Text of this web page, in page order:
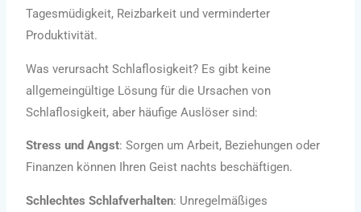
Tagesmüdigkeit, Reizbarkeit und verminderter
Produktivität.
Was verursacht Schlaflosigkeit? Es gibt keine
allgemeingültige Lösung für die Ursachen von
Schlaflosigkeit, aber häufige Auslöser sind:
Stress und Angst: Sorgen um Arbeit, Beziehungen oder
Finanzen können Ihren Geist nachts beschäftigen.
Schlechtes Schlafverhalten: Unregelmäßiges